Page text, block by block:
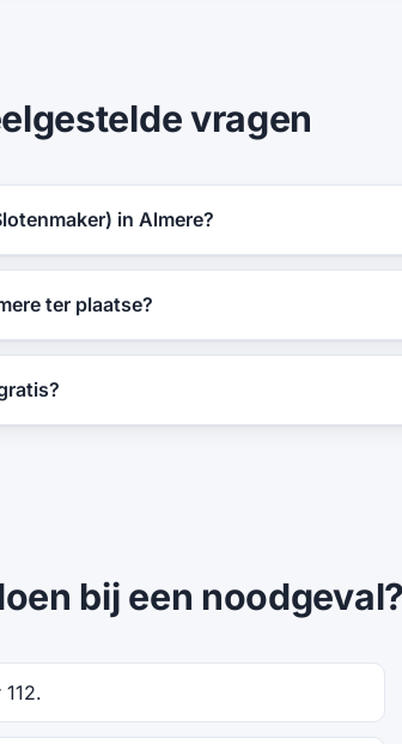
vragen
in Almere?
ter plaatse?
bij een